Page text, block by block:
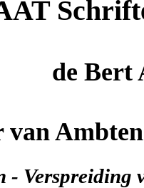
de Bert
van
-